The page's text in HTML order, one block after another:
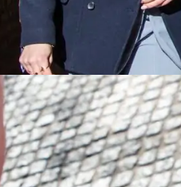
nog iets sensationeler te
bijvoorbeeld om je ex en